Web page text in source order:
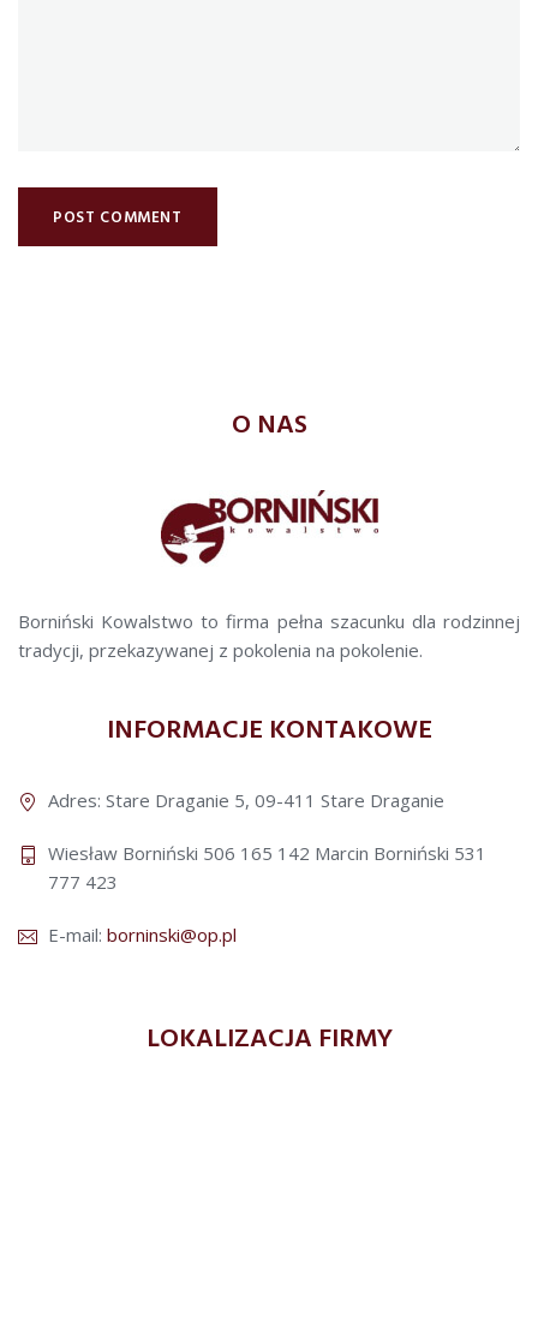
O NAS
Borniński Kowalstwo to firma pełna szacunku dla rodzinnej
tradycji, przekazywanej z pokolenia na pokolenie.
INFORMACJE KONTAKOWE
Adres: Stare Draganie 5, 09-411 Stare Draganie
Wiesław Borniński 506 165 142 Marcin Borniński 531
777 423
E-mail: borninski@op.pl
LOKALIZACJA FIRMY